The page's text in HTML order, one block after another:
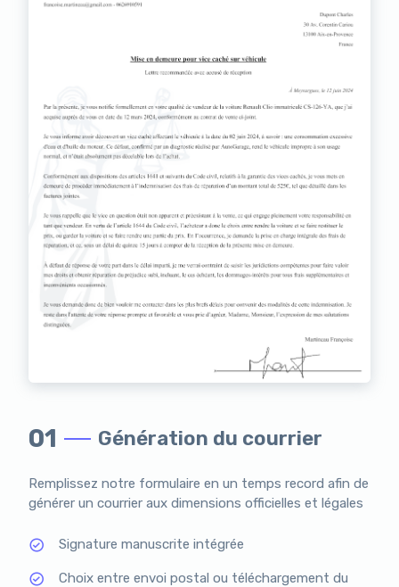
01 Génération du courrier
Remplissez notre formulaire en un temps record afin de
générer un courrier aux dimensions officielles et légales
Signature manuscrite intégrée
Choix entre envoi postal ou téléchargement du